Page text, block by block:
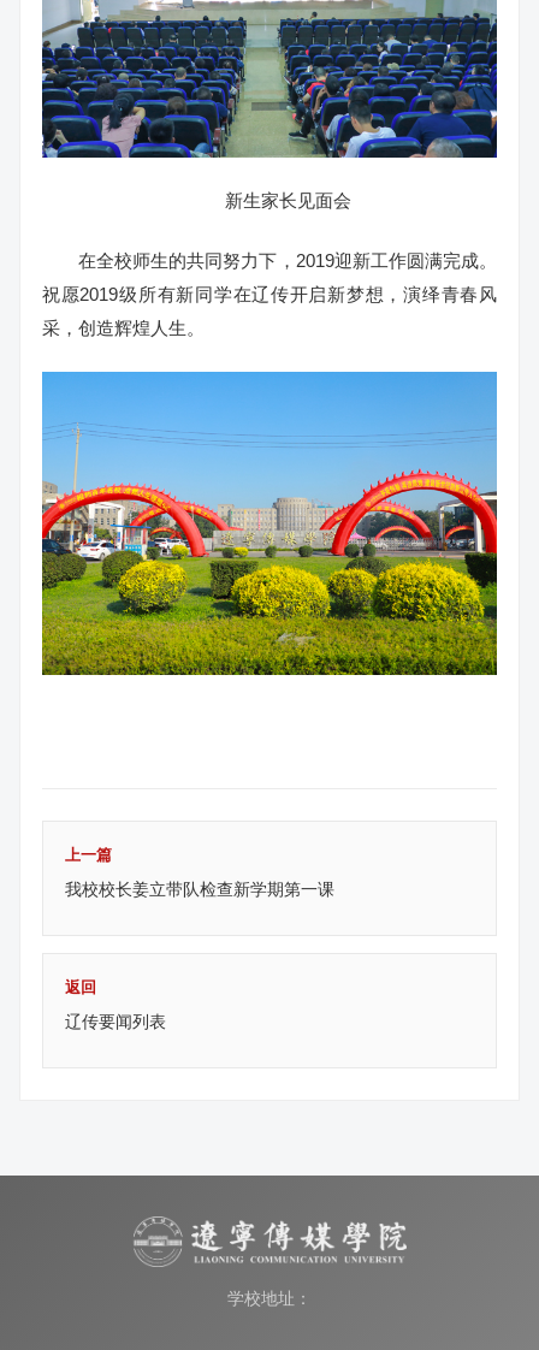
新生家长见面会
在全校师生的共同努力下，2019迎新工作圆满完成。
祝愿2019级所有新同学在辽传开启新梦想，演绎青春风
采，创造辉煌人生。
上一篇
我校校长姜立带队检查新学期第一课
返回
辽传要闻列表
学校地址：